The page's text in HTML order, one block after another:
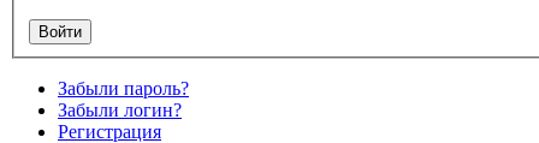
Забыли пароль?
Забыли логин?
Регистрация